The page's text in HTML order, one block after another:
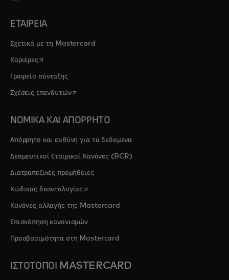
ΕΤΑΙΡΕΙΑ
Σχετικά με τη Mastercard
Καριέρεςopens in a new tab
Γραφείο σύνταξης
Σχέσεις επενδυτώνopens in a new tab
ΝΟΜΙΚΑ ΚΑΙ ΑΠΟΡΡΗΤΟ
Απόρρητο και ευθύνη για τα δεδομένα
Δεσμευτικοί Εταιρικοί Κανόνες (BCR)
Διατραπεζικές προμήθειες
Κώδικας δεοντολογίαςopens in a new tab
Κανόνες αλλαγής της Mastercard
Επισκόπηση κανονισμών
Προσβασιμότητα στη Mastercard
ΙΣΤΟΤΟΠΟΙ MASTERCARD